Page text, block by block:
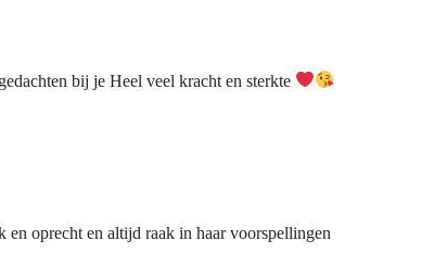
bij je Heel veel kracht en sterkte
oprecht en altijd raak in haar voorspellingen